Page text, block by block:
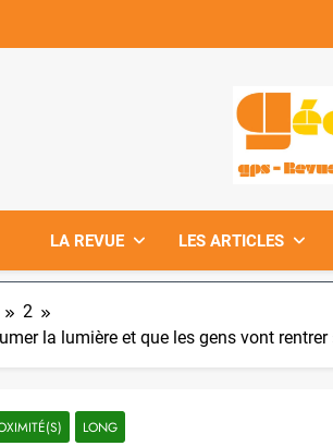
LA REVUE LES ARTICLES
2
la lumière et que les gens vont
LONG